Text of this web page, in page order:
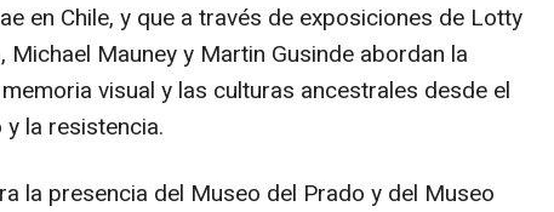
en Chile, y que a través de exposiciones de Lotty
Michael Mauney y Martin Gusinde abordan la
visual y las culturas ancestrales desde el
la resistencia.
la presencia del Museo del Prado y del Museo